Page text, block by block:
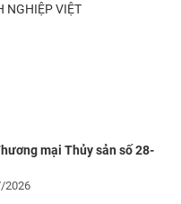
NGHIỆP VIỆT
mại Thủy sản số 28-
2026